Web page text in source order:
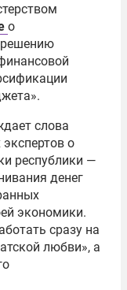
о
решению
слова
о
республики —
денег
экономики.
сразу на
любви», а